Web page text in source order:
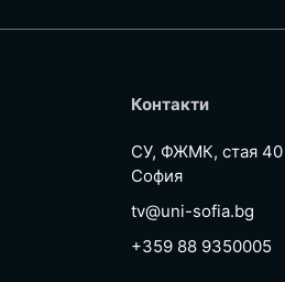
Контакти
СУ, ФЖМК, стая 40
София
tv@uni-sofia.bg
+359 88 9350005